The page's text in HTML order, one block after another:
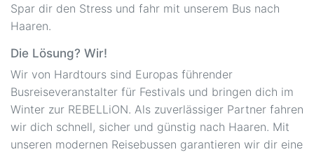
Spar dir den Stress und fahr mit unserem Bus nach
Haaren.
Die Lösung? Wir!
Wir von Hardtours sind Europas führender
Busreiseveranstalter für Festivals und bringen dich im
Winter zur REBELLiON. Als zuverlässiger Partner fahren
wir dich schnell, sicher und günstig nach Haaren. Mit
unseren modernen Reisebussen garantieren wir dir eine